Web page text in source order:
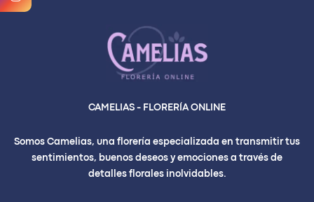
CAMELIAS - FLORERÍA ONLINE
Somos Camelias, una florería especializada en transmitir tus
sentimientos, buenos deseos y emociones a través de
detalles florales inolvidables.